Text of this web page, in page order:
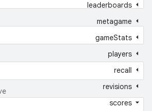
leaderboards
metagame
gameStats
players
recall
revisions
scores